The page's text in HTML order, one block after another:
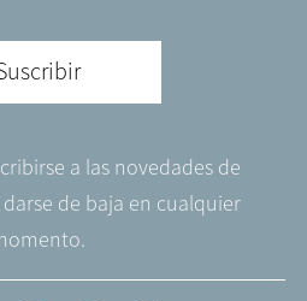
a las novedades de
de baja en cualquier